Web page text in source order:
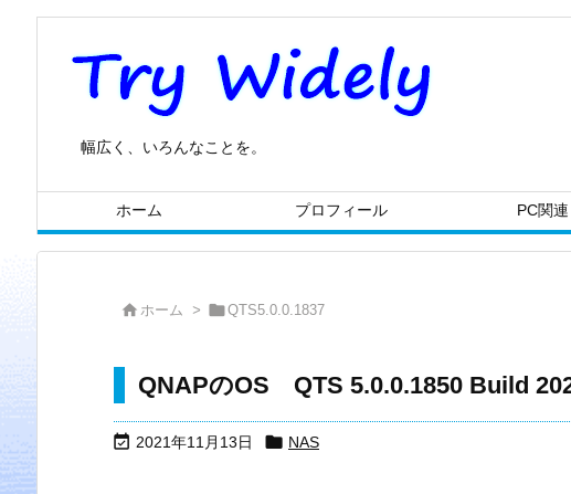
幅広く、いろんなことを。
ホーム プロフィール PC関連
 ホーム > QTS5.0.0.1837
QNAPのOS QTS 5.0.0.1850 Build
 2021年11月13日  NAS